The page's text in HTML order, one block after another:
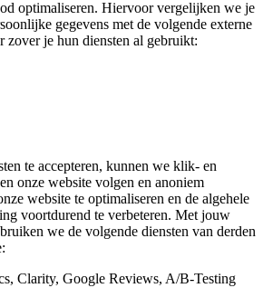
optimaliseren. Hiervoor vergelijken we je
gegevens met de volgende externe
zover je hun diensten al gebruikt:
te accepteren, kunnen we klik- en
onze website volgen en anoniem
website te optimaliseren en de algehele
voortdurend te verbeteren. Met jouw
we de volgende diensten van derden
Clarity, Google Reviews, A/B-Testing